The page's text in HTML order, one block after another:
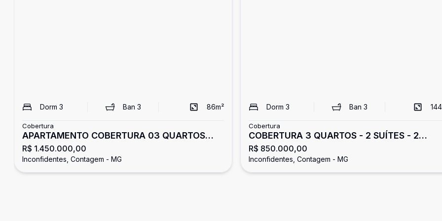
Dorm 3 Ban3 86m²
Cobertura
APARTAMENTO COBERTURA 03 QUARTOS
SENDO 01 SUÍTE - 04 VAGAS -
INCONFIDENTES - CONTAGEM.
R$ 1.450.000,00
Inconfidentes, Contagem - MG
Dorm 3 Ban 3 144
Cobertura
COBERTURA 3 QUARTOS - 2 SUÍTES - 2
VAGAS - ELEVADOR SOCIAL NO
INCONFIDENTES
R$ 850.000,00
Inconfidentes, Contagem - MG